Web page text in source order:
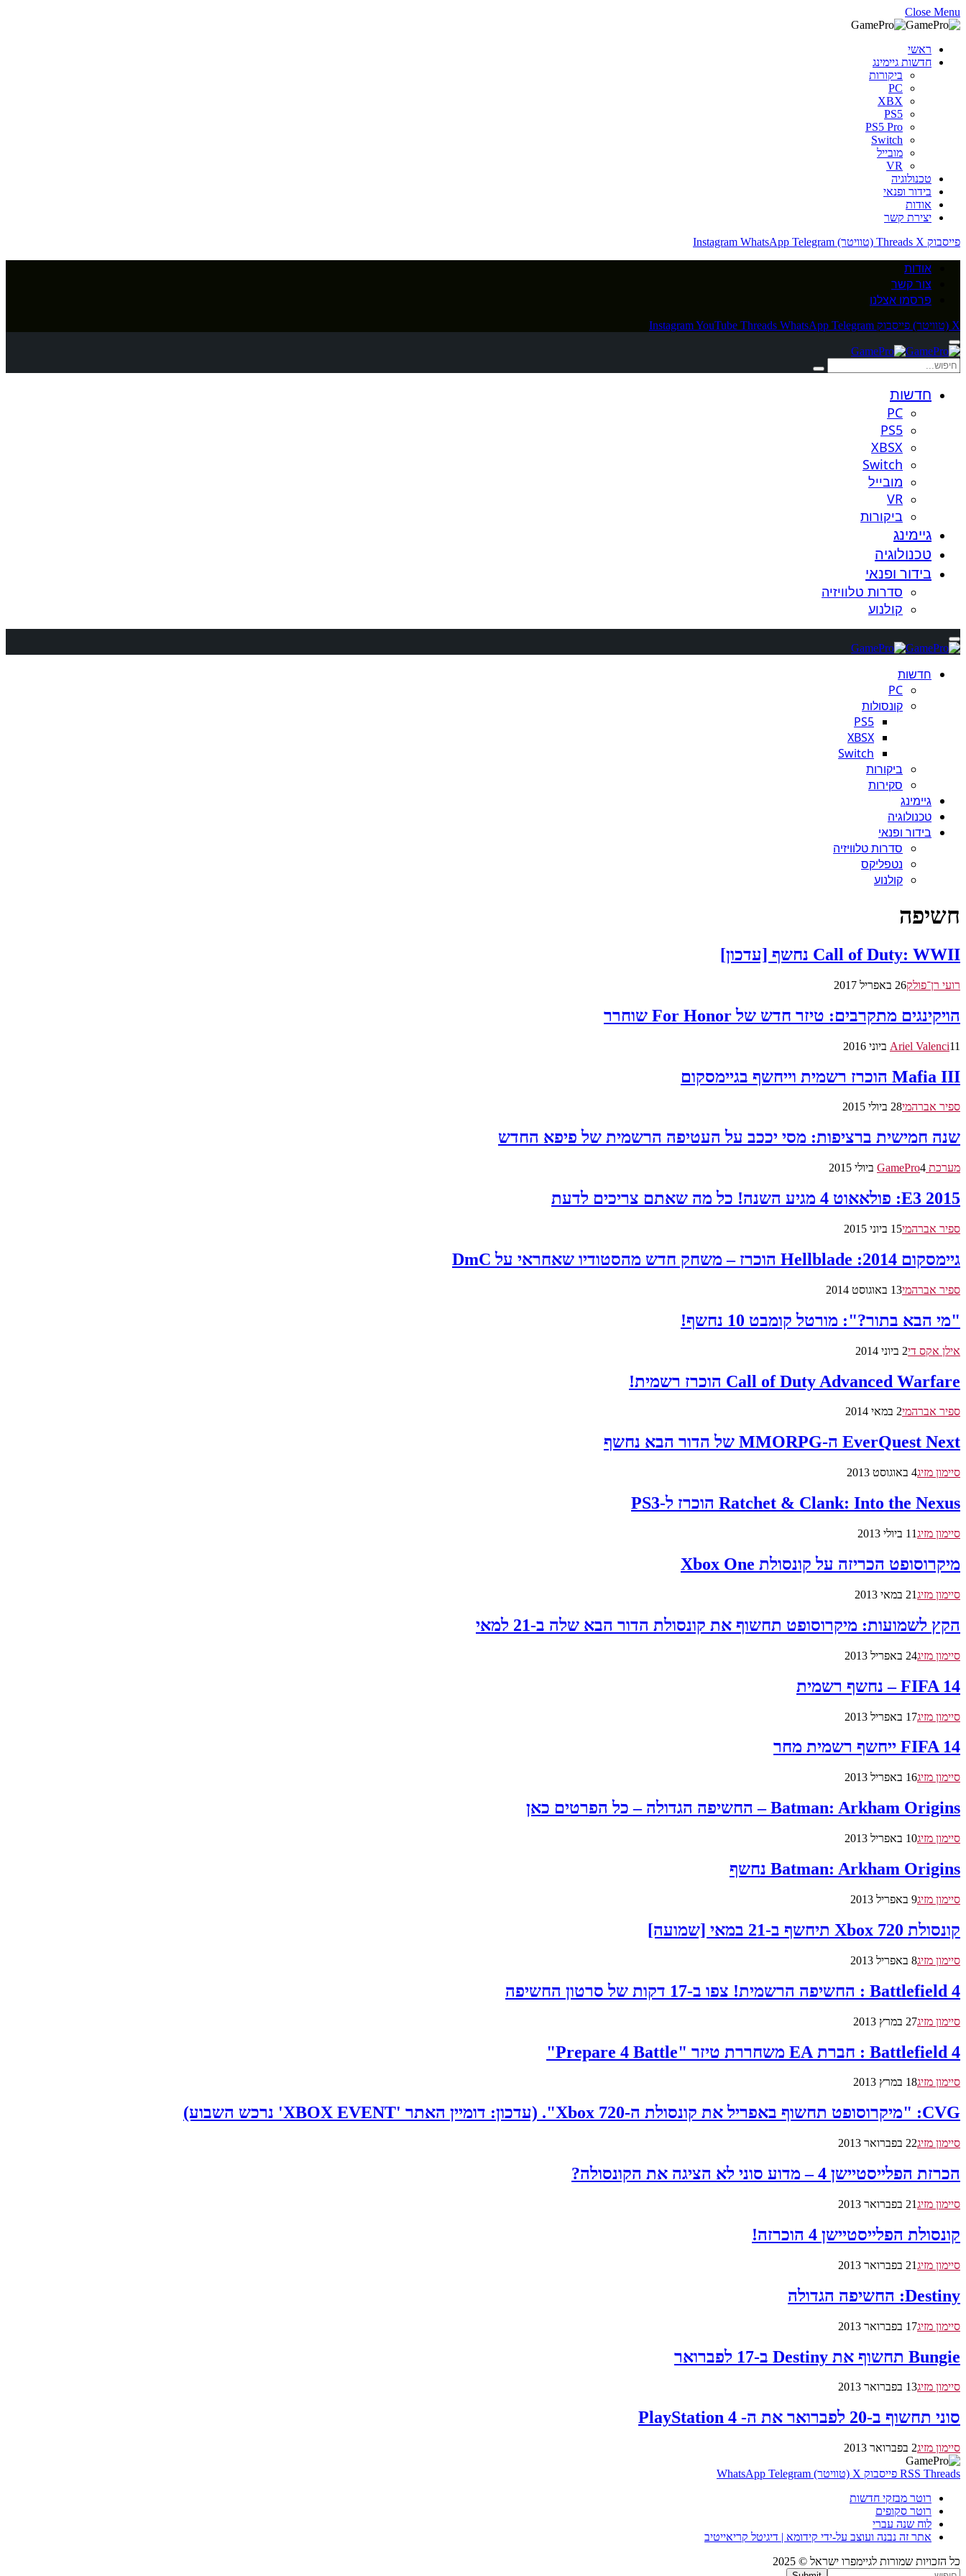
Close Menu
ראשי
חדשות גיימינג
ביקורות
PC
XBX
PS5
PS5 Pro
Switch
מובייל
VR
טכנולוגיה
בידור ופנאי
אודות
יצירת קשר
פייסבוק
Threads X (טוויטר) Instagram WhatsApp Telegram
אודות
צור קשר
פרסמו אצלנו
X (טוויטר) פייסבוק InstagramYouTube Threads WhatsApp Telegram
חדשות
PC
PS5
XBSX
Switch
מובייל
VR
ביקורות
גיימינג
טכנולוגיה
בידור ופנאי
סדרות טלוויזיה
קולנוע
חדשות
PC
קונסולות
PS5
XBSX
Switch
ביקורות
סקירות
גיימינג
טכנולוגיה
בידור ופנאי
סדרות טלוויזיה
נטפליקס
קולנוע
חשיפה
Call of Duty: WWII נחשף [עדכון]
רועי רן־פולק26 באפריל 2017
הויקינגים מתקרבים: טיזר חדש של For Honor שוחרר
Ariel Valenci11 ביוני 2016
Mafia III הוכרז רשמית וייחשף בגיימסקום
ספיר אברהמי28 ביולי 2015
שנה חמישית ברציפות: מסי יככב על העטיפה הרשמית של פיפא החדש
מערכת GamePro 4 ביולי 2015
E3 2015: פולאאוט 4 מגיע השנה! כל מה שאתם צריכים לדעת
ספיר אברהמי15 ביוני 2015
גיימסקום 2014: Hellblade הוכרז – משחק חדש מהסטודיו שאחראי על DmC
ספיר אברהמי13 באוגוסט 2014
"מי הבא בתור?": מורטל קומבט 10 נחשף!
אילן אקס די2 ביוני 2014
Call of Duty Advanced Warfare הוכרז רשמית!
ספיר אברהמי2 במאי 2014
EverQuest Next ה-MMORPG של הדור הבא נחשף
סיימון מזיג4 באוגוסט 2013
Ratchet & Clank: Into the Nexus הוכרז ל-PS3
סיימון מזיג11 ביולי 2013
מיקרוסופט הכריזה על קונסולת Xbox One
סיימון מזיג21 במאי 2013
הקץ לשמועות: מיקרוסופט תחשוף את קונסולת הדור הבא שלה ב-21 למאי
סיימון מזיג24 באפריל 2013
FIFA 14 – נחשף רשמית
סיימון מזיג17 באפריל 2013
FIFA 14 ייחשף רשמית מחר
סיימון מזיג16 באפריל 2013
Batman: Arkham Origins – החשיפה הגדולה – כל הפרטים כאן
סיימון מזיג10 באפריל 2013
Batman: Arkham Origins נחשף
סיימון מזיג9 באפריל 2013
קונסולת Xbox 720 תיחשף ב-21 במאי [שמועה]
סיימון מזיג8 באפריל 2013
Battlefield 4 : החשיפה הרשמית! צפו ב-17 דקות של סרטון החשיפה
סיימון מזיג27 במרץ 2013
Battlefield 4 : חברת EA משחררת טיזר "Prepare 4 Battle"
סיימון מזיג18 במרץ 2013
CVG: "מיקרוסופט תחשוף באפריל את קונסולת ה-Xbox 720". (עדכון: דומיין האתר 'XBOX EVENT' נרכש השבוע)
סיימון מזיג22 בפברואר 2013
הכרזת הפלייסטיישן 4 – מדוע סוני לא הציגה את הקונסולה?
סיימון מזיג21 בפברואר 2013
קונסולת הפלייסטיישן 4 הוכרזה!
סיימון מזיג21 בפברואר 2013
Destiny: החשיפה הגדולה
סיימון מזיג17 בפברואר 2013
Bungie תחשוף את Destiny ב-17 לפברואר
סיימון מזיג13 בפברואר 2013
סוני תחשוף ב-20 לפברואר את ה- PlayStation 4
סיימון מזיג2 בפברואר 2013
RSS Threads פייסבוק X (טוויטר) WhatsApp Telegram
רוטר מבזקי חדשות
רוטר סקופים
לוח שנה עברי
אתר זה נבנה ועוצב על-ידי קידומא | דיגיטל קריאייטיב
כל הזכויות שמורות לגיימפרו ישראל © 2025